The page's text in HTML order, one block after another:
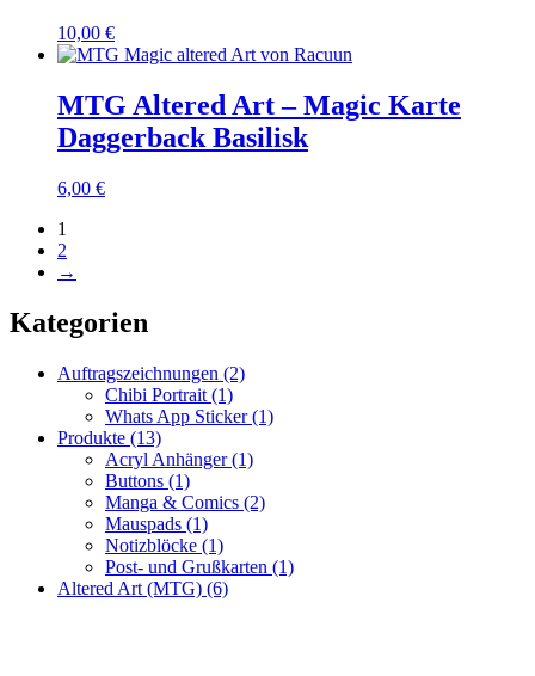
10,00 €
MTG Altered Art – Magic Karte
Daggerback Basilisk
6,00 €
1
2
→
Kategorien
Auftragszeichnungen (2)
Chibi Portrait (1)
Whats App Sticker(1)
Produkte (13)
Acryl Anhänger(1)
Buttons (1)
Manga & Comics (2)
Mauspads (1)
Notizblöcke (1)
Post- und Grußkarten (1)
Altered Art (MTG) (6)